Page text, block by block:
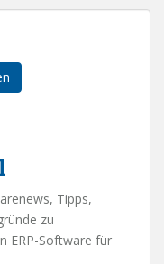
Tipps,
zu
ERP-Software für